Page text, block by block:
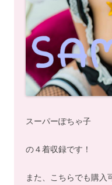
スーパーぽちゃ子
の４着収録です！
また、こちらでも購入